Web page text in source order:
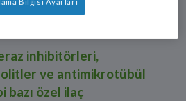
yer alır: 3
inhibitörleri,
ve antimikrotübül
bazı özel ilaç